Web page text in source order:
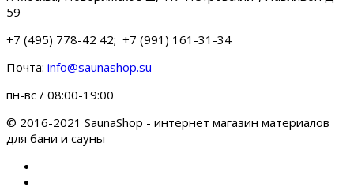
59
+7 (495) 778-42 42; +7 (991) 161-31-34
Почта: info@saunashop.su
пн-вс / 08:00-19:00
© 2016-2021 SaunaShop - интернет магазин материалов
для бани и сауны